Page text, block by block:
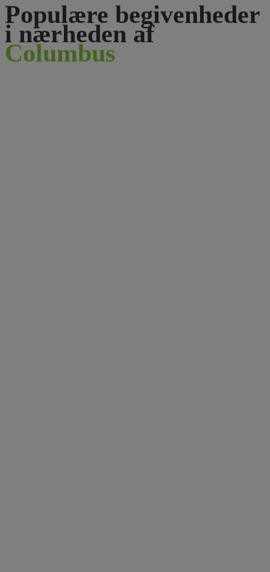
Populære begivenheder
i nærheden af
Columbus